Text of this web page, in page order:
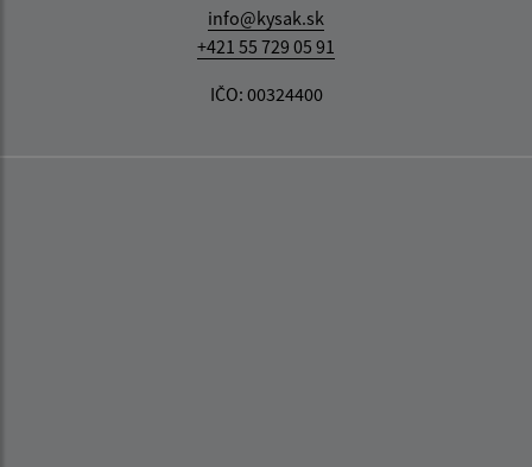
info@kysak.sk
+421 55 729 05 91
IČO: 00324400